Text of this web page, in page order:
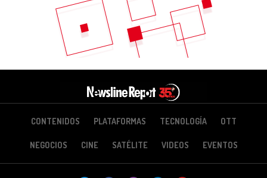
CONTENIDOS PLATAFORMAS TECNOLOGÍA OTT
NEGOCIOS CINE SATÉLITE VIDEOS EVENTOS